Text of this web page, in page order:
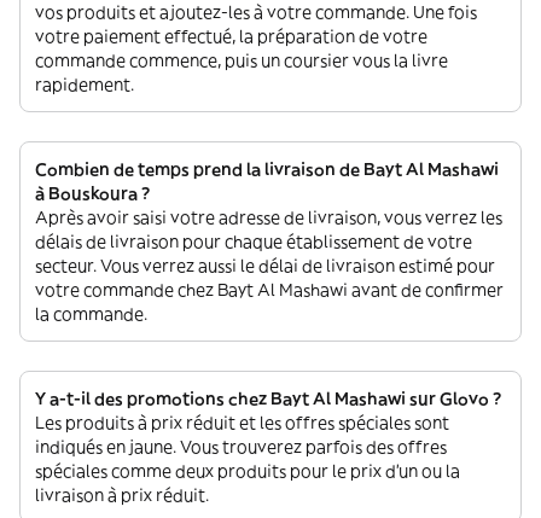
vos produits et ajoutez-les à votre commande. Une fois
votre paiement effectué, la préparation de votre
commande commence, puis un coursier vous la livre
rapidement.
Combien de temps prend la livraison de Bayt Al Mashawi
à Bouskoura ?
Après avoir saisi votre adresse de livraison, vous verrez les
délais de livraison pour chaque établissement de votre
secteur. Vous verrez aussi le délai de livraison estimé pour
votre commande chez Bayt Al Mashawi avant de confirmer
la commande.
Y a-t-il des promotions chez Bayt Al Mashawi sur Glovo ?
Les produits à prix réduit et les offres spéciales sont
indiqués en jaune. Vous trouverez parfois des offres
spéciales comme deux produits pour le prix d'un ou la
livraison à prix réduit.